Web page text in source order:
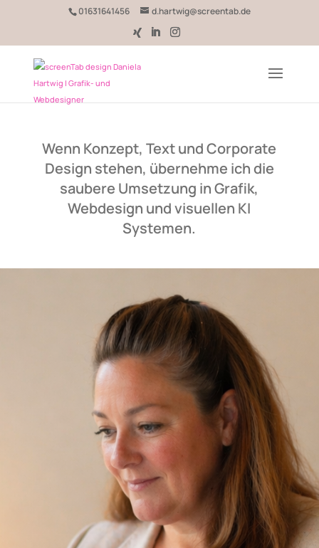
01631641456 d.hartwig@screentab.de
Wenn Konzept, Text und Corporate
Design stehen, übernehme ich die
saubere Umsetzung in Grafik,
Webdesign und visuellen KI
Systemen.